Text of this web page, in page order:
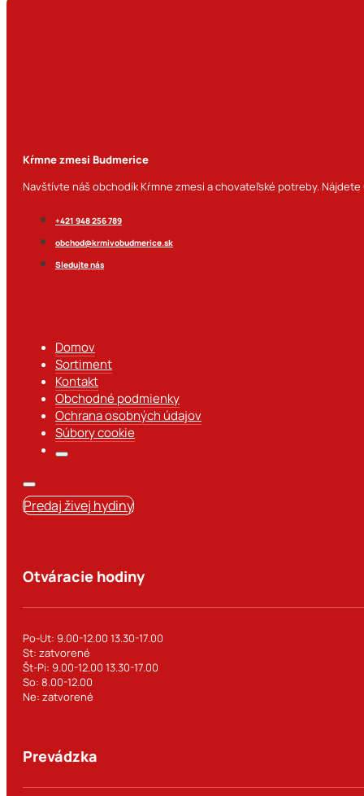
Kŕmne zmesi Budmerice
Navštívte náš obchodík Kŕmne zmesi a chovateľské potreby.
+421 948 256 789
obchod@krmivobudmerice.sk
Sledujte nás
Domov
Sortiment
Kontakt
Obchodné podmienky
Ochrana osobných údajov
Súbory cookie
Predaj živej hydiny
Otváracie hodiny
Po-Ut: 9.00-12.00 13.30-17.00
St: zatvorené
Št-Pi: 9.00-12.00 13.30-17.00
So: 8.00-12.00
Ne: zatvorené
Prevádzka